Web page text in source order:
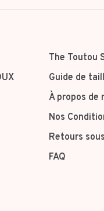
The Toutou
Guide de
À propos de
Nos
Retours
FAQ